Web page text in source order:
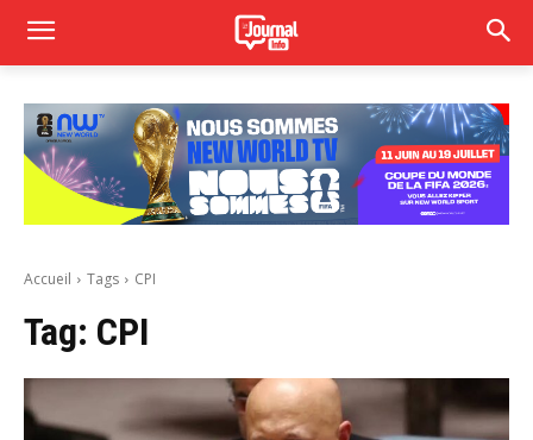
Accueil Tags CPI
Tag: CPI